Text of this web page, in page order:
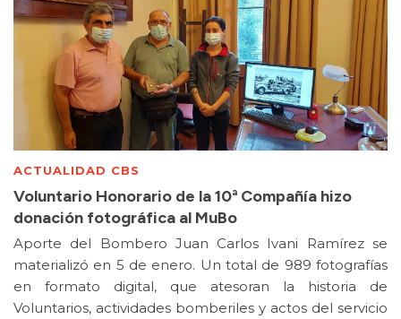
ACTUALIDAD CBS
Voluntario Honorario de la 10ª Compañía hizo
donación fotográfica al MuBo
Aporte del Bombero Juan Carlos Ivani Ramírez se
materializó en 5 de enero. Un total de 989 fotografías
en formato digital, que atesoran la historia de
Voluntarios, actividades bomberiles y actos del servicio